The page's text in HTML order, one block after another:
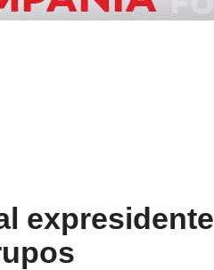
expresidente